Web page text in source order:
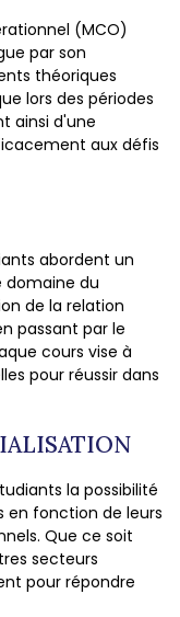
(MCO)
par son
théoriques
lors des périodes
ainsi d'une
aux défis
abordent un
domaine du
de la relation
passant par le
cours vise à
pour réussir dans
la possibilité
en fonction de leurs
Que ce soit
secteurs
pour répondre